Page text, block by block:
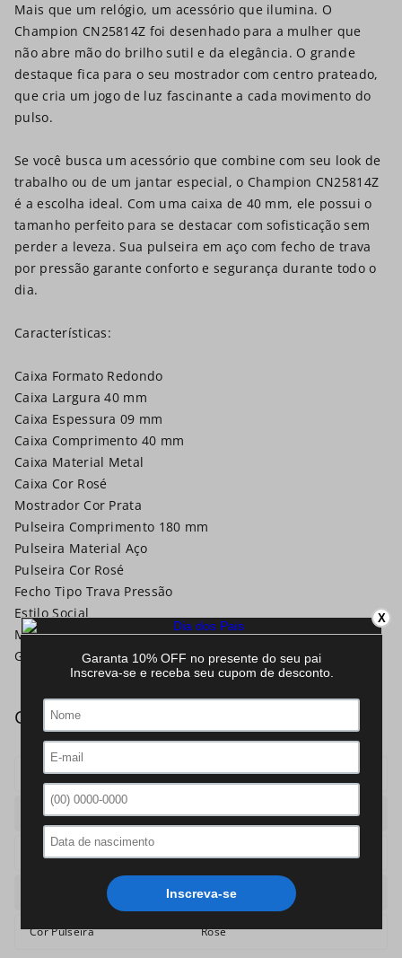
Mais que um relógio, um acessório que ilumina. O
Champion CN25814Z foi desenhado para a mulher que
não abre mão do brilho sutil e da elegância. O grande
destaque fica para o seu mostrador com centro prateado,
que cria um jogo de luz fascinante a cada movimento do
pulso.
Se você busca um acessório que combine com seu look de
trabalho ou de um jantar especial, o Champion CN25814Z
é a escolha ideal. Com uma caixa de 40 mm, ele possui o
tamanho perfeito para se destacar com sofisticação sem
perder a leveza. Sua pulseira em aço com fecho de trava
por pressão garante conforto e segurança durante todo o
dia.
Características:
Caixa Formato Redondo
Caixa Largura 40 mm
Caixa Espessura 09 mm
Caixa Comprimento 40 mm
Caixa Material Metal
Caixa Cor Rosé
Mostrador Cor Prata
Pulseira Comprimento 180 mm
Pulseira Material Aço
Pulseira Cor Rosé
Fecho Tipo Trava Pressão
Estilo Social
Mecanismo Analógico
Garantia 12 Meses
Mecanismo Analogico
Caixa Redonda
Rose
Cor Pulseira Rose
X